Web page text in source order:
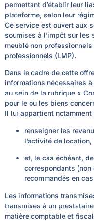
permettant d’établir leur
plateforme, selon leur
Ce service est ouvert aux
soumises à l’impôt sur les
meublé non
professionnels (LMP).
Dans le cadre de cette
informations nécessaires
au sein de la rubrique «
pour le ou les biens
Il lui appartient notamment
renseigner les
l’activité de location,
et, le cas échéant,
correspondants
recommandés en
Les informations
transmises à un
matière comptable et